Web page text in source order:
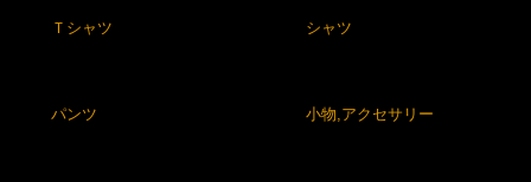
Ｔシャツ シャツ
パンツ 小物,アクセサリー